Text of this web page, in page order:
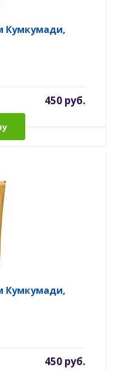
Кумкумади,
450 руб.
Кумкумади,
450 руб.